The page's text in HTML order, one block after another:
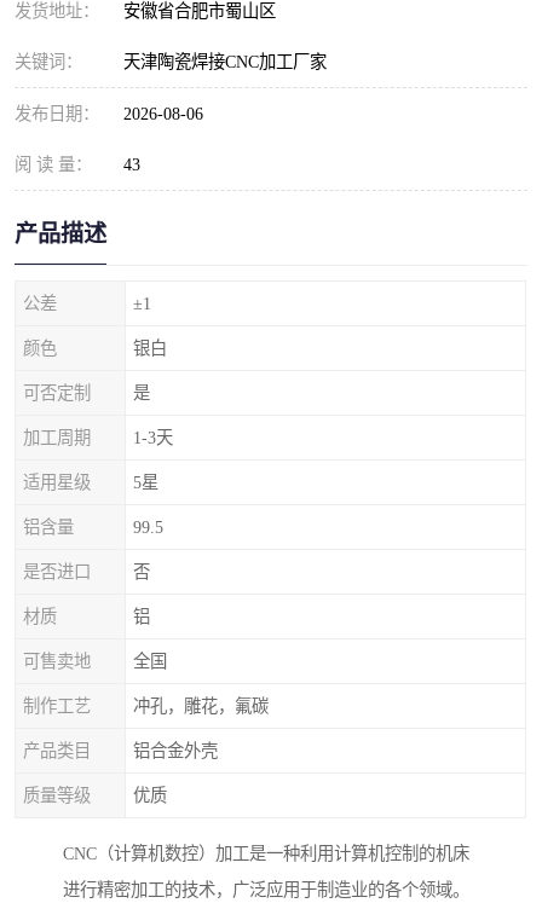
发货地址： 安徽省合肥市蜀山区
关键词： 天津陶瓷焊接CNC加工厂家
发布日期： 2026-08-06
阅 读 量： 43
产品描述
公差 ±1
颜色 银白
可否定制 是
加工周期 1-3天
适用星级 5星
铝含量 99.5
是否进口 否
材质 铝
可售卖地 全国
制作工艺 冲孔，雕花，氟碳
产品类目 铝合金外壳
质量等级 优质
CNC（计算机数控）加工是一种利用计算机控制的机床
进行精密加工的技术，广泛应用于制造业的各个领域。